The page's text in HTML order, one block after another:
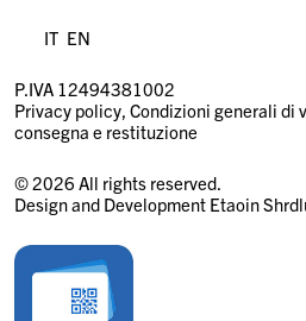
IT EN
P.IVA 12494381002
Privacy policy Condizioni generali di
consegna e restituzione
© 2026 All rights reserved.
Design and Development Etaoin